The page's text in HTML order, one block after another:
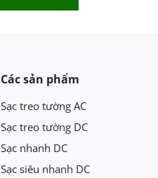
Các sản phẩm
Sạc treo tường AC
Sạc treo tường DC
Sạc nhanh DC
Sạc siêu nhanh DC